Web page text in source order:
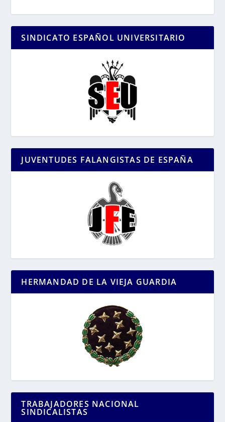
SINDICATO ESPAÑOL UNIVERSITARIO
JUVENTUDES FALANGISTAS DE ESPAÑA
HERMANDAD DE LA VIEJA GUARDIA
TRABAJADORES NACIONAL
SINDICALISTAS